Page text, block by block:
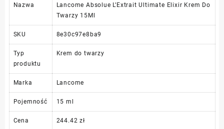
Nazwa
Lancome Absolue L’Extrait Ultimate Elixir Krem Do
Twarzy 15Ml
SKU 8e30c97e8ba9
Typ
produktu
Krem do twarzy
Marka Lancome
Pojemność 15 ml
Cena 244.42 zł